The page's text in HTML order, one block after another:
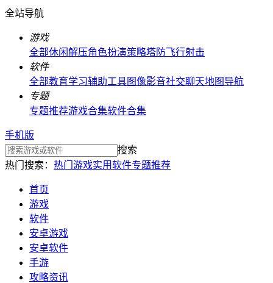
全站导航
游戏
全部休闲解压角色扮演策略塔防飞行射击
软件
全部教育学习辅助工具图像影音社交聊天地图导航
专题
专题推荐游戏合集软件合集
手机版
搜索
热门搜索： 热门游戏实用软件专题推荐
首页
游戏
软件
安卓游戏
安卓软件
手游
攻略资讯